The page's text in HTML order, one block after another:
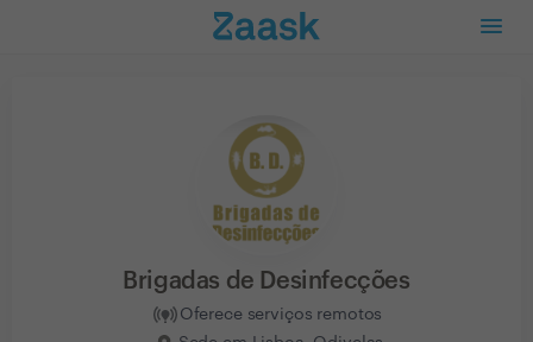
Brigadas de Desinfecções
Oferece serviços remotos